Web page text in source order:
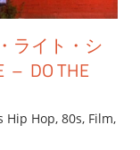
ライト・シ
– DO THE
Hip Hop,80s, Film,